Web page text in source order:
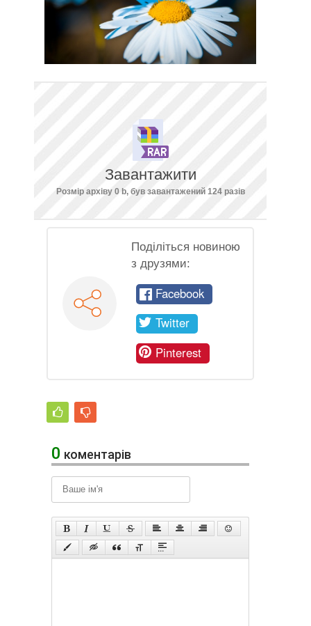
Завантажити
Розмір архіву 0 b, був завантажений 124 разів
Поділіться новиною
з друзями:
Facebook
Twitter
Pinterest
0 коментарів